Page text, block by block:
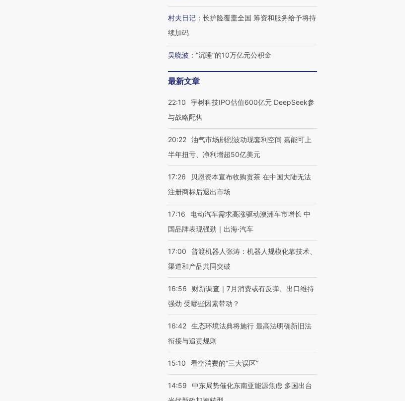
村夫日记 ： 长护险覆盖全国 筹资和服务给予将持
续加码
吴晓波 ： “沉睡”的10万亿元公积金
最新文章
22:10
宇树科技IPO估值600亿元 DeepSeek参
与战略配售
20:22 油气市场剧烈波动现套利空间 嘉能可上
半年扭亏、净利增超50亿美元
17:26
贝恩资本宣布收购贡茶 在中国大陆无法
注册商标后退出市场
17:16
电动汽车需求高涨驱动澳洲车市增长 中
国品牌表现强劲｜出海·汽车
17:00
普渡机器人张涛：机器人规模化靠技术、
渠道和产品共同突破
16:56
财新调查｜7月消费或有反弹、出口维持
强劲 受哪些因素带动？
16:42 生态环境法典将施行 最高法明确新旧法
衔接与追责规则
15:10 看空消费的“三大误区”
14:59
中东局势催化东南亚能源焦虑 多国出台